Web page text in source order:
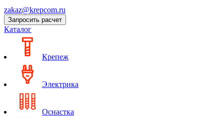
zakaz@krepcom.ru
Запросить расчет
Каталог
Крепеж
Электрика
Оснастка